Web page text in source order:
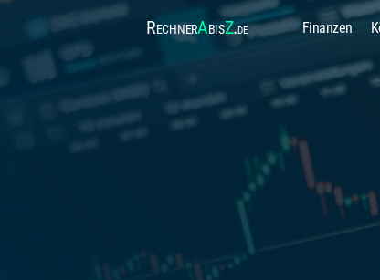
RechnerAbisZ.de Finanzen